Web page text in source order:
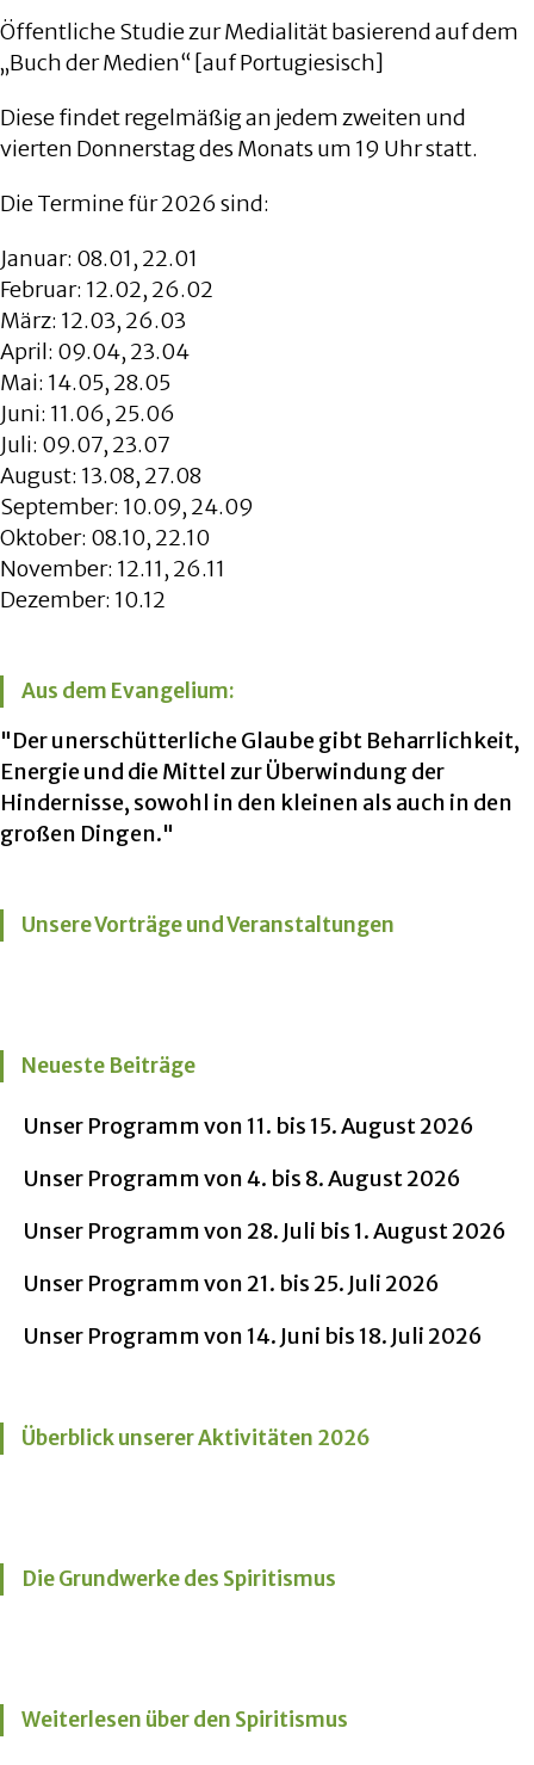
Öffentliche Studie zur Medialität basierend auf dem
„Buch der Medien“ [auf Portugiesisch]
Diese findet regelmäßig an jedem zweiten und
vierten Donnerstag des Monats um 19 Uhr statt.
Die Termine für 2026 sind:
Januar: 08.01, 22.01
Februar: 12.02, 26.02
März: 12.03, 26.03
April: 09.04, 23.04
Mai: 14.05, 28.05
Juni: 11.06, 25.06
Juli: 09.07, 23.07
August: 13.08, 27.08
September: 10.09, 24.09
Oktober: 08.10, 22.10
November: 12.11, 26.11
Dezember: 10.12
Aus dem Evangelium:
"Der unerschütterliche Glaube gibt Beharrlichkeit,
Energie und die Mittel zur Überwindung der
Hindernisse, sowohl in den kleinen als auch in den
großen Dingen."
Unsere Vorträge und Veranstaltungen
Neueste Beiträge
Unser Programm von 11. bis 15. August 2026
Unser Programm von 4. bis 8. August 2026
Unser Programm von 28. Juli bis 1. August 2026
Unser Programm von 21. bis 25. Juli 2026
Unser Programm von 14. Juni bis 18. Juli 2026
Überblick unserer Aktivitäten 2026
Die Grundwerke des Spiritismus
Weiterlesen über den Spiritismus